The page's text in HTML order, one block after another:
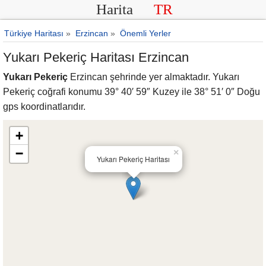
Harita TR
Türkiye Haritası » Erzincan » Önemli Yerler
Yukarı Pekeriç Haritası Erzincan
Yukarı Pekeriç Erzincan şehrinde yer almaktadır. Yukarı
Pekeriç coğrafi konumu 39° 40′ 59″ Kuzey ile 38° 51′ 0″ Doğu
gps koordinatlarıdır.
Yukarı Pekeriç Haritası
×
+
−